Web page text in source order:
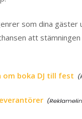
som dina
att
boka DJ till fest